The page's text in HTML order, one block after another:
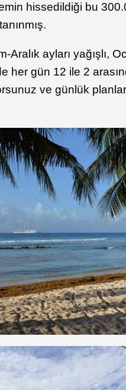
hissedildiği bu
ayları yağışlı,
her gün 12 ile 2
ve günlük